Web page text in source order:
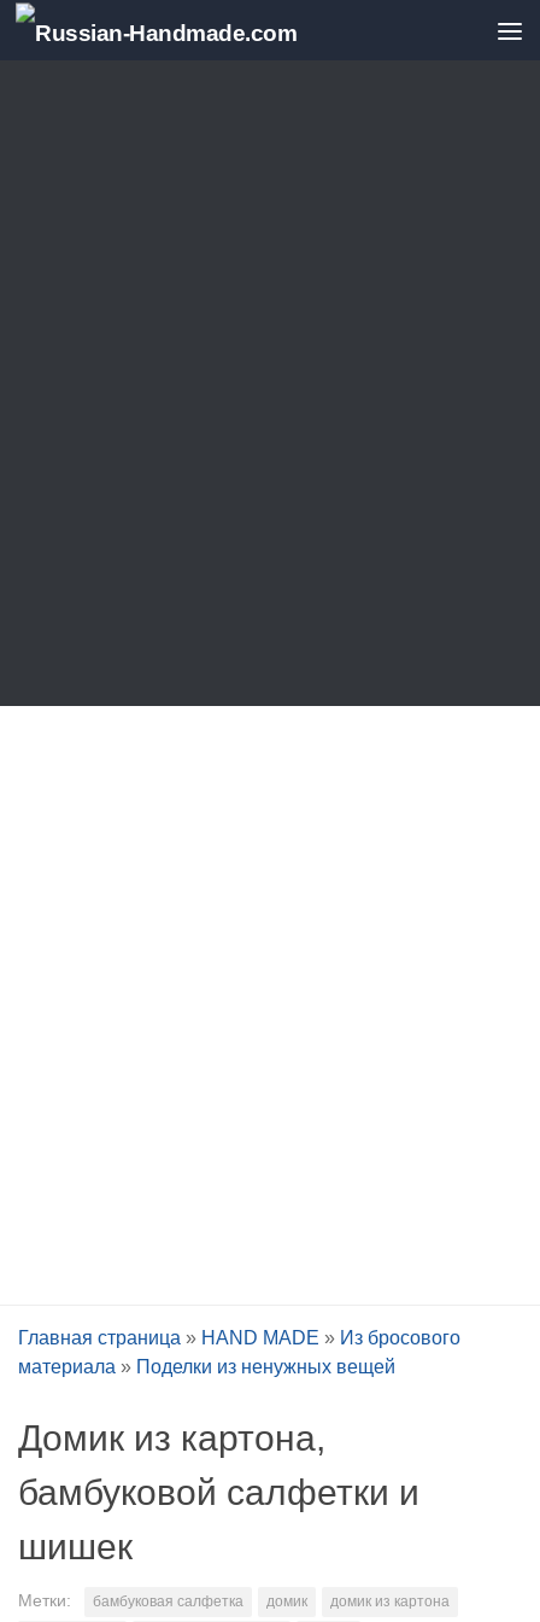
Перейти к содержимому
Главная страница » HAND MADE » Из бросового
материала » Поделки из ненужных вещей
Домик из картона,
бамбуковой салфетки и
шишек
Метки: бамбуковая салфетка домик
домик из картона